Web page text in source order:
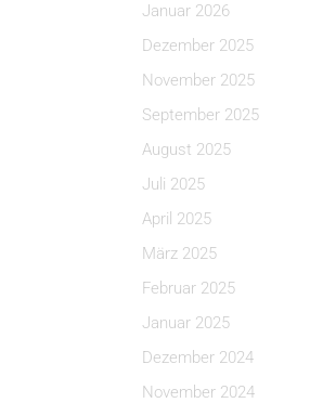
Januar 2026
Dezember 2025
November 2025
September 2025
August 2025
Juli 2025
April 2025
März 2025
Februar 2025
Januar 2025
Dezember 2024
November 2024